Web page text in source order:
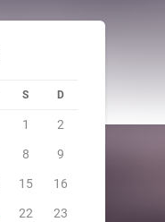
S D
1 2
8 9
15 16
22 23